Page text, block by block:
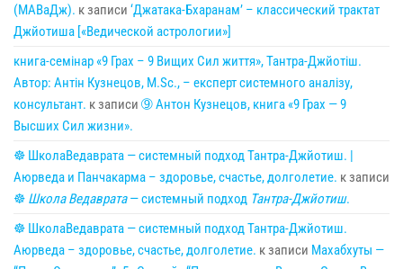
(МАВаДж). к записи ‘Джатака-Бхаранам’ – классический трактат
Джйотиша [«Ведической астрологии»]
книга-семінар «9 Грах – 9 Вищих Сил життя», Тантра-Джйотіш.
Автор: Антін Кузнецов, M.Sc., – експерт системного аналізу,
консультант. к записи ➈ Антон Кузнецов, книга «9 Грах — 9
Высших Сил жизни».
☸ ШколаВедаврата — системный подход Тантра-Джйотиш. |
Аюрведа и Панчакарма – здоровье, счастье, долголетие. к записи
☸ Школа Ведаврата— системный подход Тантра-Джйотиш.
☸ ШколаВедаврата — системный подход Тантра-Джйотиш.
Аюрведа – здоровье, счастье, долголетие. к записи Махабхуты —